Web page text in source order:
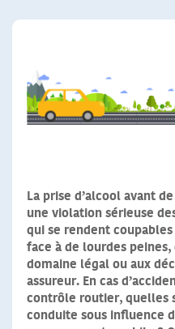
La prise d’alcool avant
une violation sérieuse
qui se rendent
face à de lourdes
domaine légal ou aux
assureur. En cas
contrôle routier, quelles
conduite sous influence